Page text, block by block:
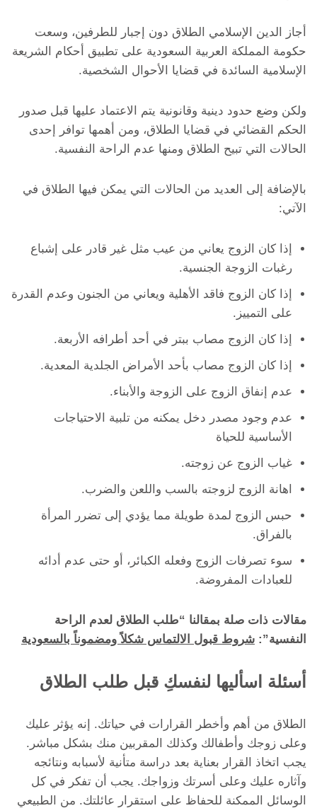
أجاز الدين الإسلامي الطلاق دون إجبار للطرفين، وسعت
حكومة المملكة العربية السعودية على تطبيق أحكام الشريعة
الإسلامية السائدة في قضايا الأحوال الشخصية.
ولكن وضع حدود دينية وقانونية يتم الاعتماد عليها قبل صدور
الحكم القضائي في قضايا الطلاق، ومن أهمها توافر إحدى
الحالات التي تبيح الطلاق ومنها عدم الراحة النفسية.
بالإضافة إلى العديد من الحالات التي يمكن فيها الطلاق في
الآتي:
إذا كان الزوج يعاني من عيب مثل غير قادر على إشباع
رغبات الزوجة الجنسية.
إذا كان الزوج فاقد الأهلية ويعاني من الجنون وعدم القدرة
على التمييز.
إذا كان الزوج مصاب ببتر في أحد أطرافه الأربعة.
إذا كان الزوج مصاب بأحد الأمراض الجلدية المعدية.
عدم إنفاق الزوج على الزوجة والأبناء.
عدم وجود مصدر دخل يمكنه من تلبية الاحتياجات
الأساسية للحياة
غياب الزوج عن زوجته.
اهانة الزوج لزوجته بالسب واللعن والضرب.
حبس الزوج لمدة طويلة مما يؤدي إلى تضرر المرأة
بالفراق.
سوء تصرفات الزوج وفعله الكبائر، أو حتى عدم أدائه
للعبادات المفروضة.
مقالات ذات صلة بمقالنا “طلب الطلاق لعدم الراحة
النفسية”: شروط قبول الالتماس شكلاً ومضموناً بالسعودية
أسئلة اسأليها لنفسكِ قبل طلب الطلاق
الطلاق من أهم وأخطر القرارات في حياتك. إنه يؤثر عليك
وعلى زوجك وأطفالك وكذلك المقربين منك بشكل مباشر.
يجب اتخاذ القرار بعناية بعد دراسة متأنية لأسبابه ونتائجه
وآثاره عليك وعلى أسرتك وزواجك. يجب أن تفكر في كل
الوسائل الممكنة للحفاظ على استقرار عائلتك. من الطبيعي